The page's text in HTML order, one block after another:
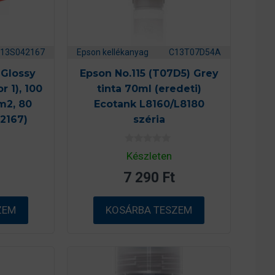
1), 100
80
Epson kellékanyag C13T07D54A
Epson No.115 (T07D5) Grey
tinta 70ml (eredeti)
Ecotank L8160/L8180
széria
0
a
5
-
ő
l
Készleten
7 290 Ft
KOSÁRBA TESZEM